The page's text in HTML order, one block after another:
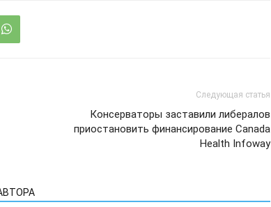
Следующая статья
Консерваторы заставили либералов
приостановить финансирование Canada
Health Infoway